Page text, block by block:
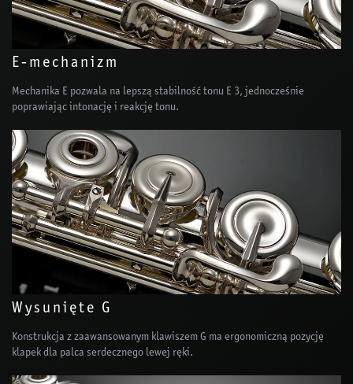
E-mechanizm
Mechanika E pozwala na lepszą stabilność tonu E 3, jednocześnie
poprawiając intonację i reakcję tonu.
Wysunięte G
Konstrukcja z zaawansowanym klawiszem G ma ergonomiczną pozycję
klapek dla palca serdecznego lewej ręki.